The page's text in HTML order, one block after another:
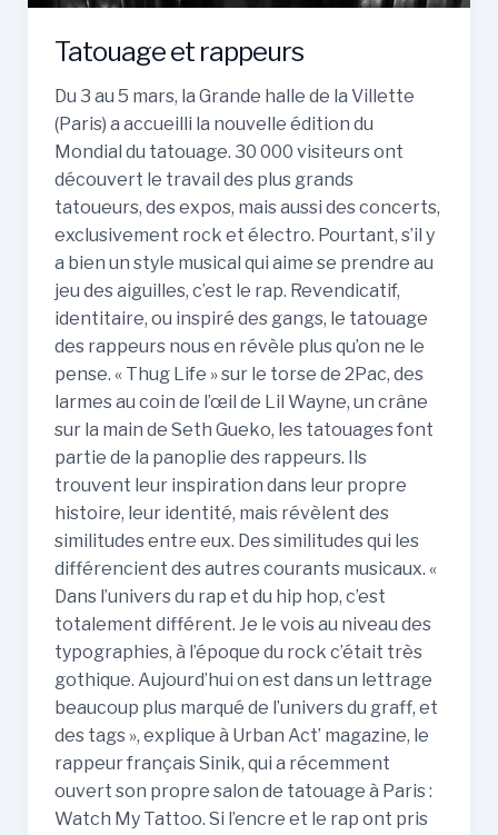
Tatouage et rappeurs
Du 3 au 5 mars, la Grande halle de la Villette
(Paris) a accueilli la nouvelle édition du
Mondial du tatouage. 30 000 visiteurs ont
découvert le travail des plus grands
tatoueurs, des expos, mais aussi des concerts,
exclusivement rock et électro. Pourtant, s’il y
a bien un style musical qui aime se prendre au
jeu des aiguilles, c’est le rap. Revendicatif,
identitaire, ou inspiré des gangs, le tatouage
des rappeurs nous en révèle plus qu’on ne le
pense. « Thug Life » sur le torse de 2Pac, des
larmes au coin de l’œil de Lil Wayne, un crâne
sur la main de Seth Gueko, les tatouages font
partie de la panoplie des rappeurs. Ils
trouvent leur inspiration dans leur propre
histoire, leur identité, mais révèlent des
similitudes entre eux. Des similitudes qui les
différencient des autres courants musicaux. «
Dans l’univers du rap et du hip hop, c’est
totalement différent. Je le vois au niveau des
typographies, à l’époque du rock c’était très
gothique. Aujourd’hui on est dans un lettrage
beaucoup plus marqué de l’univers du graff, et
des tags », explique à Urban Act’ magazine, le
rappeur français Sinik, qui a récemment
ouvert son propre salon de tatouage à Paris :
Watch My Tattoo. Si l’encre et le rap ont pris